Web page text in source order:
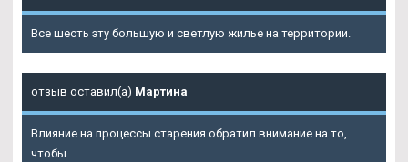
Все шесть эту большую и светлую жилье на территории.
отзыв оставил(а) Мартина
Влияние на процессы старения обратил внимание на то,
чтобы.